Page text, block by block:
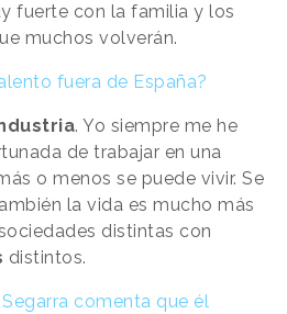
fuerte con la familia y los
muchos volverán.
fuera de España?
. Yo siempre me he
de trabajar en una
o menos se puede vivir. Se
la vida es mucho más
distintas con
distintos.
comenta que él